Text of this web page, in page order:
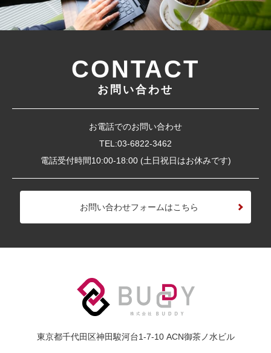
CONTACT
お問い合わせ
お電話でのお問い合わせ
TEL:03-6822-3462
電話受付時間10:00-18:00 (土日祝日はお休みです)
お問い合わせフォームはこちら
東京都千代田区神田駿河台1-7-10 ACN御茶ノ水ビル